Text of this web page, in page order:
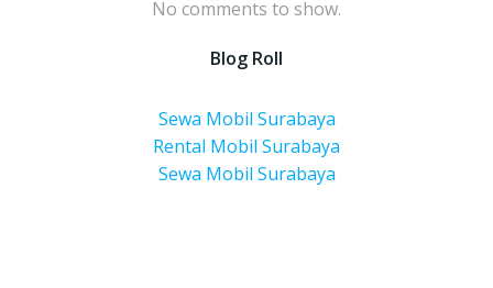
No comments to show.
Blog Roll
Sewa Mobil Surabaya
Rental Mobil Surabaya
Sewa Mobil Surabaya